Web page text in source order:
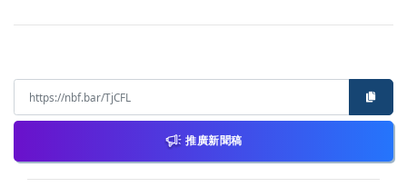
推廣新聞稿